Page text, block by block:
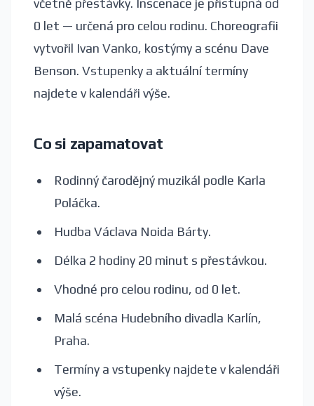
včetně přestávky. Inscenace je přístupná od
0 let — určená pro celou rodinu. Choreografii
vytvořil Ivan Vanko, kostýmy a scénu Dave
Benson. Vstupenky a aktuální termíny
najdete v kalendáři výše.
Co si zapamatovat
Rodinný čarodějný muzikál podle Karla
Poláčka.
Hudba Václava Noida Bárty.
Délka 2 hodiny 20 minut s přestávkou.
Vhodné pro celou rodinu, od 0 let.
Malá scéna Hudebního divadla Karlín,
Praha.
Termíny a vstupenky najdete v kalendáři
výše.